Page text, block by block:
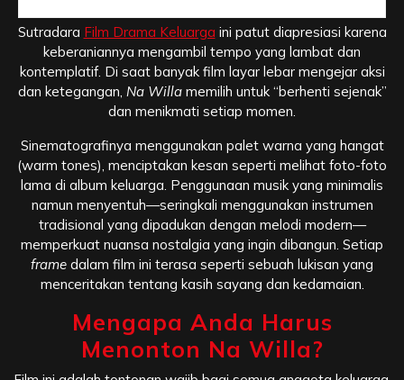
Sutradara Film Drama Keluarga ini patut diapresiasi karena
keberaniannya mengambil tempo yang lambat dan
kontemplatif. Di saat banyak film layar lebar mengejar aksi
dan ketegangan, Na Willamemilih untuk “berhenti sejenak”
dan menikmati setiap momen.
Sinematografinya menggunakan palet warna yang hangat
(warm tones), menciptakan kesan seperti melihat foto-foto
lama di album keluarga. Penggunaan musik yang minimalis
namun menyentuh—seringkali menggunakan instrumen
tradisional yang dipadukan dengan melodi modern—
memperkuat nuansa nostalgia yang ingin dibangun. Setiap
frame dalam film ini terasa seperti sebuah lukisan yang
menceritakan tentang kasih sayang dan kedamaian.
Mengapa Anda Harus
Menonton Na Willa?